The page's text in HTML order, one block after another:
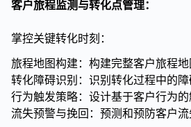
客户旅程监测与转化点管理：
掌控关键转化时刻：
旅程地图构建：构建完整客户旅程
转化障碍识别：识别转化过程中的
行为触发策略：设计基于客户行为
流失预警与挽回：预测和预防客户